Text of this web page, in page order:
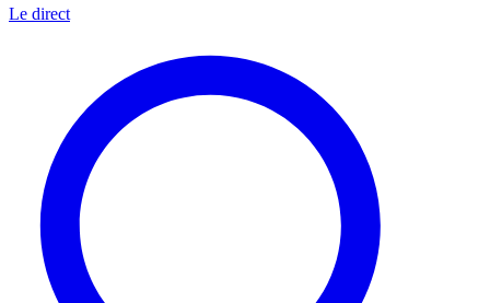
Le direct